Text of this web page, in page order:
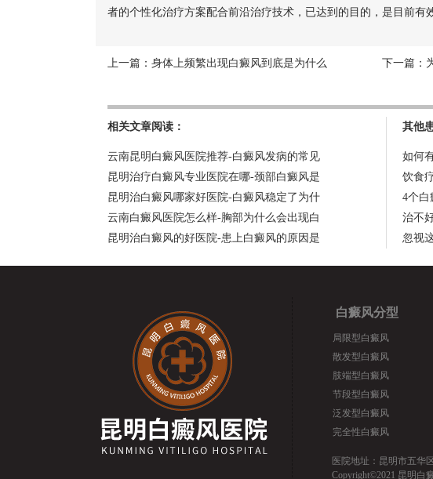
者的个性化治疗方案配合前沿治疗技术，已达到的目的，是目前有
上一篇： 身体上频繁出现白癜风到底是为什么 下一篇：
相关文章阅读：
云南昆明白癜风医院推荐-白癜风发病的常见
昆明治疗白癜风专业医院在哪-颈部白癜风是
昆明治白癜风哪家好医院-白癜风稳定了为什
云南白癜风医院怎么样-胸部为什么会出现白
昆明治白癜风的好医院-患上白癜风的原因是
其他
如何
饮食
4个白
治不
忽视
白癜风分型
局限型白癜风
散发型白癜风
肢端型白癜风
节段型白癜风
泛发型白癜风
完全性白癜风
医院地址：昆明市五华
Copyright©2021 昆明白